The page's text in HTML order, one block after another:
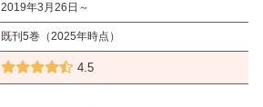
2019年3月26日～
既刊5巻（2025年時点）
4.5